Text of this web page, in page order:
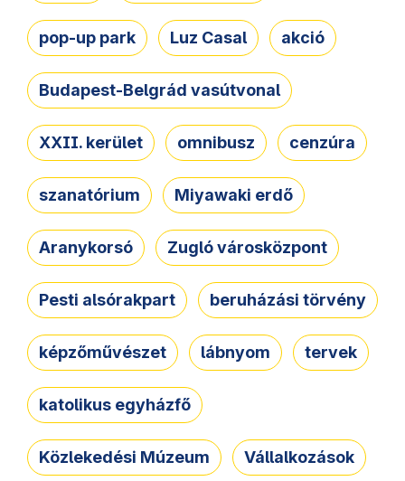
pop-up park Luz Casal akció
Budapest-Belgrád vasútvonal
XXII. kerület omnibusz cenzúra
szanatórium Miyawaki erdő
Aranykorsó Zugló városközpont
Pesti alsórakpart beruházási törvény
képzőművészet lábnyom tervek
katolikus egyházfő
Közlekedési Múzeum Vállalkozások